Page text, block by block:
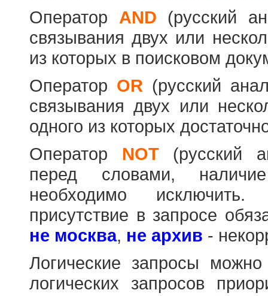
Оператор AND (русский
связывания двух или
из которых в поисковом
Оператор OR (русский
связывания двух или
одного из которых
Оператор NOT(русский
перед словами,
необходимо
присутствие в запросе
не москва, не архив -
Логические запросы
логических запросов